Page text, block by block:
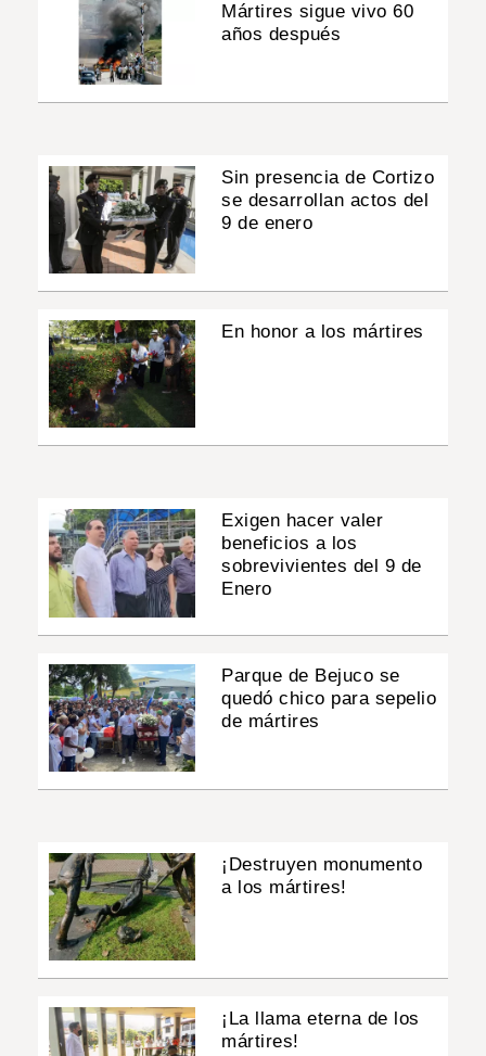
Mártires sigue vivo 60
años después
Sin presencia de Cortizo
se desarrollan actos del
9 de enero
En honor a los mártires
Exigen hacer valer
beneficios a los
sobrevivientes del 9 de
Enero
Parque de Bejuco se
quedó chico para sepelio
de mártires
¡Destruyen monumento
a los mártires!
¡La llama eterna de los
mártires!